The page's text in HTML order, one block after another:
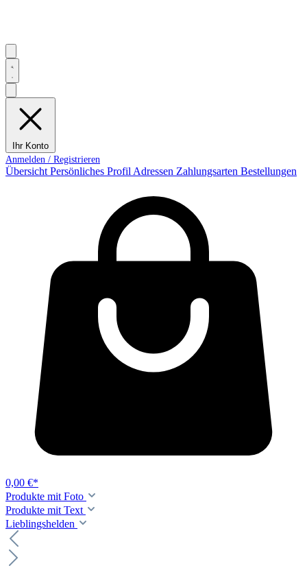
Ihr Konto
Übersicht Persönliches Profil Adressen Zahlungsarten Bestellungen
0,00 €*
Produkte mit Foto
Produkte mit Text
Lieblingshelden